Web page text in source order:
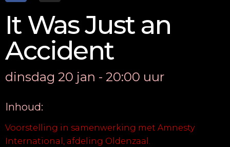
It Was Just an
Accident
dinsdag 20 jan - 20:00 uur
Inhoud:
Voorstelling in samenwerking met Amnesty
International, afdeling Oldenzaal .